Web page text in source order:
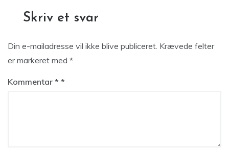
Skriv et svar
Din e-mailadresse vil ikke blive publiceret. Krævede felter
er markeret med *
Kommentar *